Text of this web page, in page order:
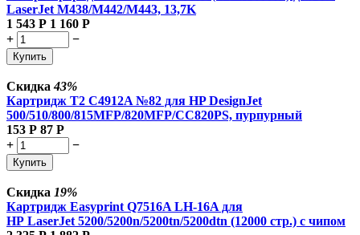
LaserJet M438/M442/M443, 13,7K
1 543 Р 1 160 Р
+
−
Купить
Скидка43%
Картридж T2 C4912A №82 для HP DesignJet
500/510/800/815MFP/820MFP/CC820PS, пурпурный
153 Р 87 Р
+
−
Купить
Скидка 19%
Картридж Easyprint Q7516A LH-16A для
HP LaserJet 5200/5200n/5200tn/5200dtn (12000 стр.) с чипом